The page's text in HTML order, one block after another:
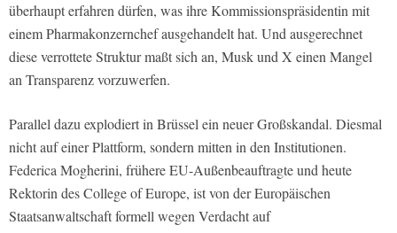
überhaupt erfahren dürfen, was ihre Kommissionspräsidentin mit
einem Pharmakonzernchef ausgehandelt hat. Und ausgerechnet
diese verrottete Struktur maßt sich an, Musk und X einen Mangel
an Transparenz vorzuwerfen.
Parallel dazu explodiert in Brüssel ein neuer Großskandal. Diesmal
nicht auf einer Plattform, sondern mitten in den Institutionen.
Federica Mogherini, frühere EU-Außenbeauftragte und heute
Rektorin des College of Europe, ist von der Europäischen
Staatsanwaltschaft formell wegen Verdacht auf